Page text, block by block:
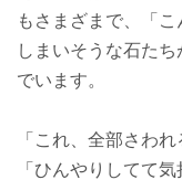
もさまざまで、「
しまいそうな石た
でいます。
「これ、全部さわれ
「ひんやりしてて気